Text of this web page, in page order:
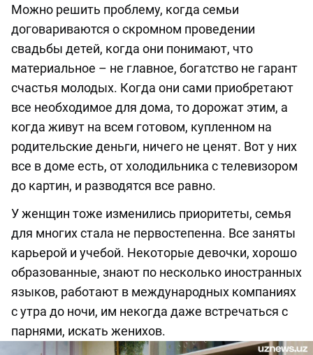
Можно решить проблему, когда семьи
договариваются о скромном проведении
свадьбы детей, когда они понимают, что
материальное – не главное, богатство не гарант
счастья молодых. Когда они сами приобретают
все необходимое для дома, то дорожат этим, а
когда живут на всем готовом, купленном на
родительские деньги, ничего не ценят. Вот у них
все в доме есть, от холодильника с телевизором
до картин, и разводятся все равно.
У женщин тоже изменились приоритеты, семья
для многих стала не первостепенна. Все заняты
карьерой и учебой. Некоторые девочки, хорошо
образованные, знают по несколько иностранных
языков, работают в международных компаниях
с утра до ночи, им некогда даже встречаться с
парнями, искать женихов.